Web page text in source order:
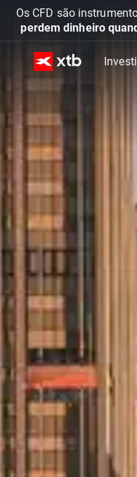
Os CFD são
perdem dinheiro